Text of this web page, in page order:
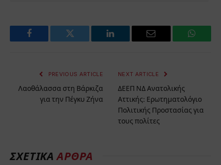
Facebook Twitter LinkedIn Email
PREVIOUS ARTICLE
Λαοθάλασσα στη Βάρκιζα
για την Πέγκυ Ζήνα
NEXT ARTICLE
ΔΕΕΠ ΝΔ Ανατολικής
Αττικής: Ερωτηματολόγιο
Πολιτικής Προστασίας για
τους πολίτες
ΣΧΕΤΙΚΑΑΡΘΡΑ